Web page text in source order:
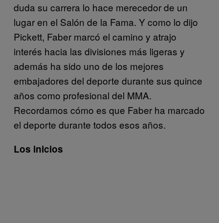
duda su carrera lo hace merecedor de un
lugar en el Salón de la Fama. Y como lo dijo
Pickett, Faber marcó el camino y atrajo
interés hacia las divisiones más ligeras y
además ha sido uno de los mejores
embajadores del deporte durante sus quince
años como profesional del MMA.
Recordamos cómo es que Faber ha marcado
el deporte durante todos esos años.
Los inicios